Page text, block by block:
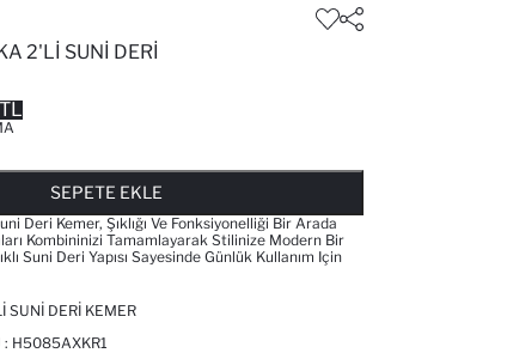
2'LI SUNI DERI
SEPETE EKLE
Deri Kemer, Şıklığı Ve Fonksiyonelliği Bir Arada
Kombininizi Tamamlayarak Stilinize Modern Bir
Suni Deri Yapısı Sayesinde Günlük Kullanım Için
SUNI DERI KEMER
: H5085AXKR1